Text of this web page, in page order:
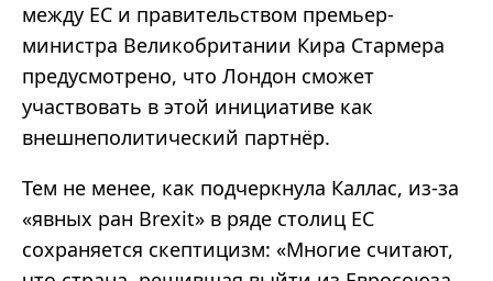
между ЕС и правительством премьер-
министра Великобритании Кира Стармера
предусмотрено, что Лондон сможет
участвовать в этой инициативе как
внешнеполитический партнёр.
Тем не менее, как подчеркнула Каллас, из-за
«явных ран Brexit» в ряде столиц ЕС
сохраняется скептицизм: «Многие считают,